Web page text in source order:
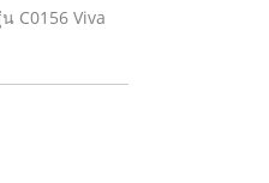
C0156 Viva